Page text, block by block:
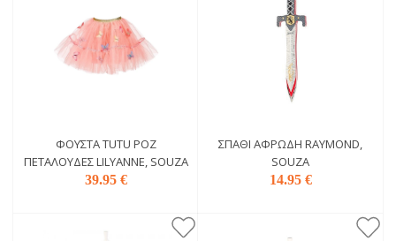
ΦΟΎΣΤΑ TUTU ΡΟΖ
ΠΕΤΑΛΟΎΔΕΣ LILYANNE, SOUZA
39.95 €
ΣΠΑΘΊ ΑΦΡΏΔΗ RAYMOND,
SOUZA
14.95 €